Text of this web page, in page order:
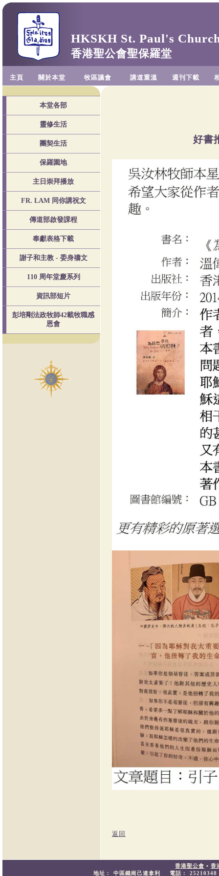
HKSKH St. Paul's
香港聖公會聖保羅堂
主頁 關於本堂 牧區議會 講道重溫 週刊下載
本堂各部
靈修生活
團契生活
保羅園地
主日崇拜播放
FR. LAM 同你講祝文
傳道部啟發課程
奉獻表格下載
謝子和主教 - 委身禱文
110 周年堂慶系列
資訊部短片
彭培剛法政牧師42載牧職感
恩會
好書
返回
香港聖公會 • 香
地址：
中區鐵崗己連拿利 電話： 25210348